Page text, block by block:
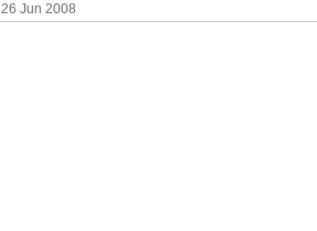
26 Jun 2008